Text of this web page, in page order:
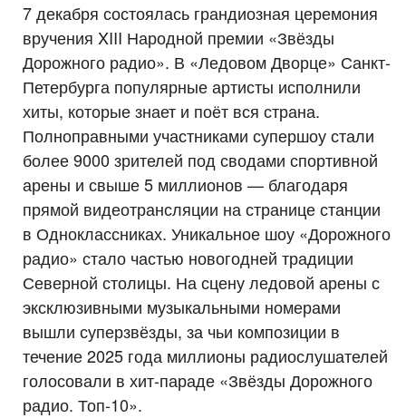
7 декабря состоялась грандиозная церемония
вручения XIII Народной премии «Звёзды
Дорожного радио». В «Ледовом Дворце» Санкт-
Петербурга популярные артисты исполнили
хиты, которые знает и поёт вся страна.
Полноправными участниками супершоу стали
более 9000 зрителей под сводами спортивной
арены и свыше 5 миллионов — благодаря
прямой видеотрансляции на странице станции
в Одноклассниках. Уникальное шоу «Дорожного
радио» стало частью новогодней традиции
Северной столицы. На сцену ледовой арены с
эксклюзивными музыкальными номерами
вышли суперзвёзды, за чьи композиции в
течение 2025 года миллионы радиослушателей
голосовали в хит-параде «Звёзды Дорожного
радио. Топ-10».